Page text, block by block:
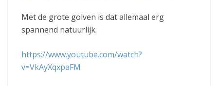
Met de grote golven is dat allemaal erg
spannend natuurlijk.
https://www.youtube.com/watch?
v=VkAyXqxpaFM